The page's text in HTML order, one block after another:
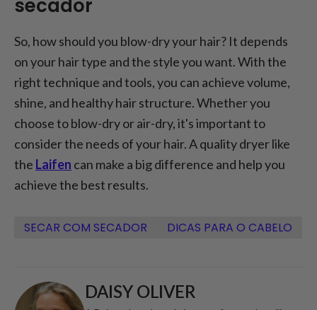
secador
So, how should you blow-dry your hair? It depends
on your hair type and the style you want. With the
right technique and tools, you can achieve volume,
shine, and healthy hair structure. Whether you
choose to blow-dry or air-dry, it's important to
consider the needs of your hair. A quality dryer like
the Laifen can make a big difference and help you
achieve the best results.
SECAR COM SECADOR DICAS PARA O CABELO
DAISY OLIVER